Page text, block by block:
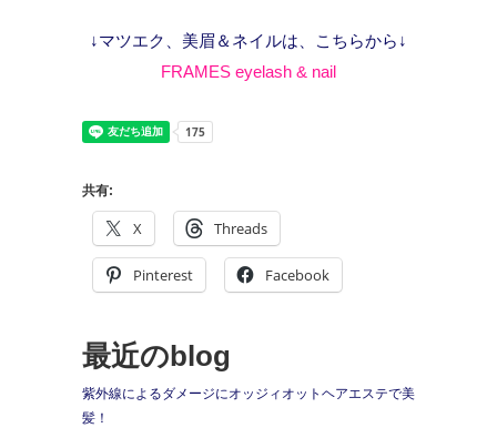
↓マツエク、美眉＆ネイルは、こちらから↓
FRAMES eyelash & nail
共有:
X Threads
Pinterest Facebook
最近のblog
紫外線によるダメージにオッジィオットヘアエステで美
髪！